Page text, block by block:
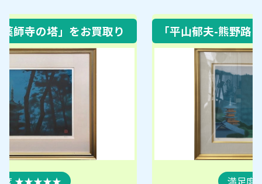
「平山郁夫-熊野路 那智の滝」をお買取り